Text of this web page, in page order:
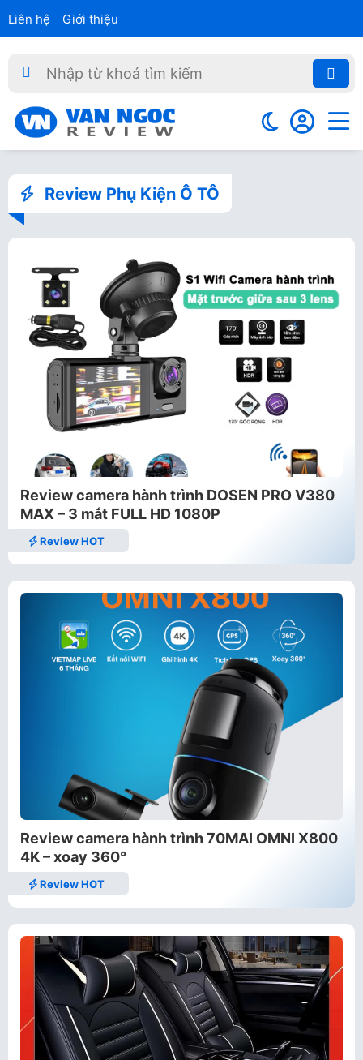
Liên hệ Giới thiệu
Review Phụ Kiện Ô TÔ
Review camera hành trình DOSEN PRO V380
MAX – 3 mắt FULL HD 1080P
Review HOT
Review camera hành trình 70MAI OMNI X800
4K – xoay 360°
Review HOT